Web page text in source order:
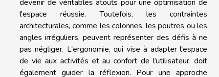
devenir de véritables atouts pour une optimisation de
l'espace réussie. Toutefois, les contraintes
architecturales, comme les colonnes, les poutres ou les
angles irréguliers, peuvent représenter des défis à ne
pas négliger. L'ergonomie, qui vise à adapter l'espace
de vie aux activités et au confort de l'utilisateur, doit
également guider la réflexion. Pour une approche